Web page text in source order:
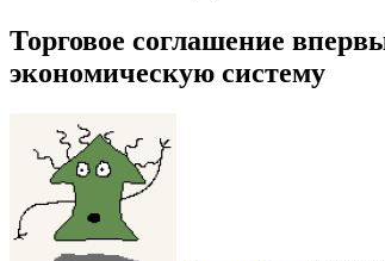
Торговое соглашение
экономическую систему